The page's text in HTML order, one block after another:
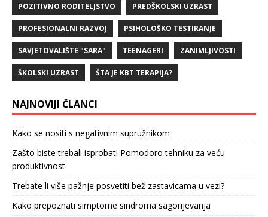
POZITIVNO RODITELJSTVO PREDŠKOLSKI UZRAST
PROFESIONALNI RAZVOJ PSIHOLOŠKO TESTIRANJE
SAVJETOVALIŠTE "SARA" TEENAGERI ZANIMLJIVOSTI
ŠKOLSKI UZRAST ŠTA JE KBT TERAPIJA?
NAJNOVIJI ČLANCI
Kako se nositi s negativnim supružnikom
Zašto biste trebali isprobati Pomodoro tehniku za veću
produktivnost
Trebate li više pažnje posvetiti bež zastavicama u vezi?
Kako prepoznati simptome sindroma sagorijevanja